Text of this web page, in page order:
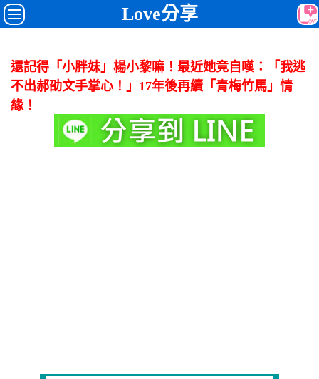
Love分享
還記得「小胖妹」楊小黎嘛！最近她竟自嘆：「我逃
不出郝劭文手掌心！」17年後再續「青梅竹馬」情
緣！